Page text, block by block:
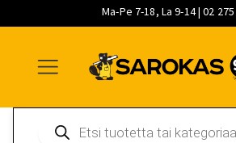
Ma-Pe 7-18, La 9-14 | 02
navigointiin
sisältöön
pääsisältöön
search